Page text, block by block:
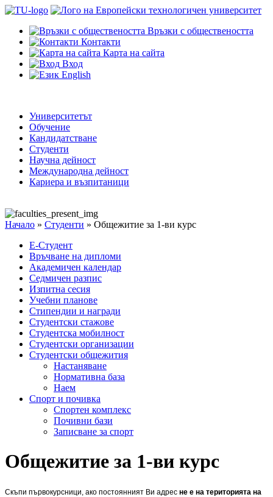
Връзки с обществеността
Контакти
Карта на сайта
Вход
English
Университетът
Обучение
Кандидатстване
Студенти
Научна дейност
Международна дейност
Кариера и възпитаници
Начало » Студенти » Общежитие за 1-ви курс
Е-Студент
Връчване на дипломи
Академичен календар
Седмичен разпис
Изпитна сесия
Учебни планове
Стипендии и награди
Студентски стажове
Студентска мобилност
Студентски организации
Студентски общежития
Настаняване
Нормативна база
Наем
Спорт и почивка
Спортен комплекс
Почивни бази
Записване за спорт
Общежитие за 1-ви курс
Скъпи първокурсници, ако постоянният Ви адрес не е на територията на